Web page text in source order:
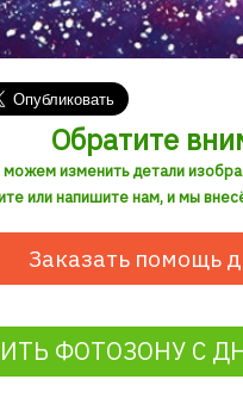
Обратите
изменить детали
или напишите нам, и мы
Заказать помощь
ФОТОЗОНУ С